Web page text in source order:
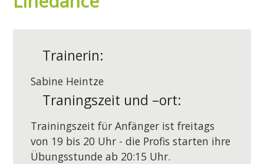
Trainerin:
Sabine Heintze
Traningszeit und –ort:
Trainingszeit für Anfänger ist freitags
von 19 bis 20 Uhr - die Profis starten ihre
Übungsstunde ab 20:15 Uhr.